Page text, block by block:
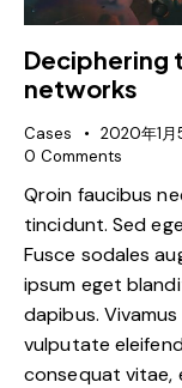
Deciphering
networks
Cases 2020年1月
0 Comments
Qroin faucibus
tincidunt. Sed
Fusce sodales
ipsum eget
dapibus.
vulputate
consequat vitae,